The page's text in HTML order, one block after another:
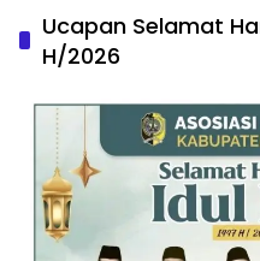
Ucapan Selamat
H/2026